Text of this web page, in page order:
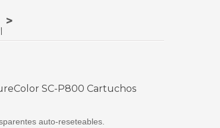
SC-P800 Cartuchos
auto-reseteables.